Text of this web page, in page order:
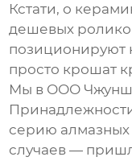
Кстати, о
дешевых
позиционируют
просто крошат
Мы в ООО
серию
случаев —